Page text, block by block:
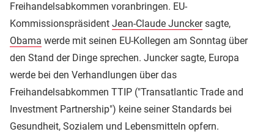
Freihandelsabkommen voranbringen. EU-
Kommissionspräsident Jean-Claude Junckersagte,
Obama werde mit seinen EU-Kollegen am Sonntag über
den Stand der Dinge sprechen. Juncker sagte, Europa
werde bei den Verhandlungen über das
Freihandelsabkommen TTIP ("Transatlantic Trade and
Investment Partnership") keine seiner Standards bei
Gesundheit, Sozialem und Lebensmitteln opfern.